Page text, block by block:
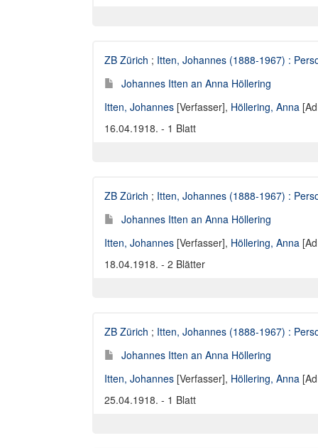
ZB Zürich ; Itten, Johannes (1888-1967) :
Johannes Itten an Anna Höllering
Itten, Johannes [Verfasser], Höllering, Anna
16.04.1918. - 1 Blatt
ZB Zürich ; Itten, Johannes (1888-1967) :
Johannes Itten an Anna Höllering
Itten, Johannes [Verfasser], Höllering, Anna
18.04.1918. - 2 Blätter
ZB Zürich ; Itten, Johannes (1888-1967) :
Johannes Itten an Anna Höllering
Itten, Johannes [Verfasser], Höllering, Anna
25.04.1918. - 1 Blatt